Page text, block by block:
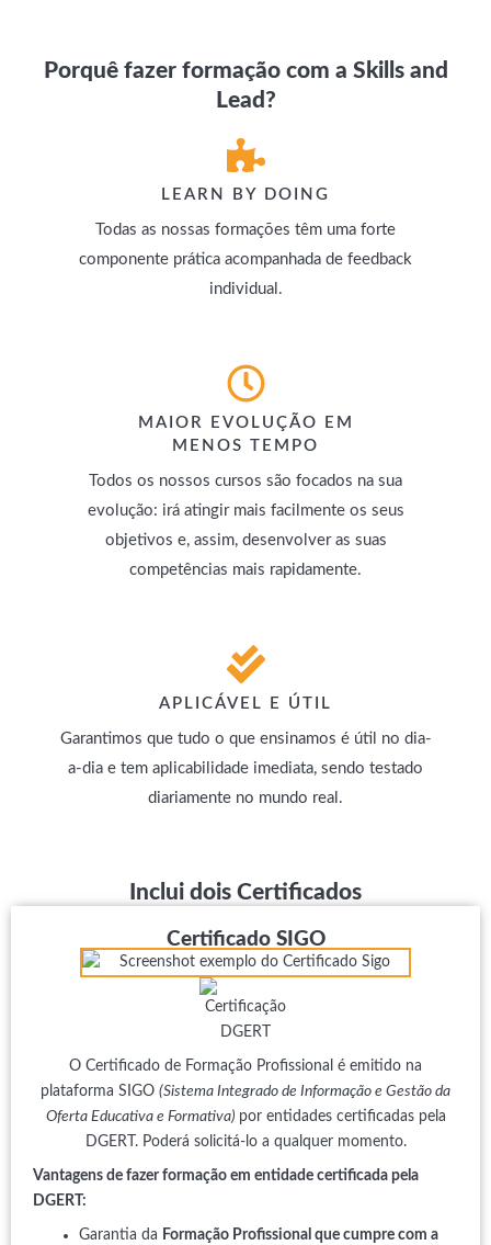
Porquê fazer formação com a Skills and
Lead?
LEARN BY DOING
Todas as nossas formações têm uma forte
componente prática acompanhada de feedback
individual.
MAIOR EVOLUÇÃO EM
MENOS TEMPO
Todos os nossos cursos são focados na sua
evolução: irá atingir mais facilmente os seus
objetivos e, assim, desenvolver as suas
competências mais rapidamente.
APLICÁVEL E ÚTIL
Garantimos que tudo o que ensinamos é útil no dia-
a-dia e tem aplicabilidade imediata, sendo testado
diariamente no mundo real.
Inclui dois Certificados
Certificado SIGO
O Certificado de Formação Profissional é emitido na
plataforma SIGO (Sistema Integrado de Informação e Gestão da
Oferta Educativa e Formativa) por entidades certificadas pela
DGERT. Poderá solicitá-lo a qualquer momento.
Vantagens de fazer formação em entidade certificada pela
DGERT:
Garantia da Formação Profissional que cumpre com a